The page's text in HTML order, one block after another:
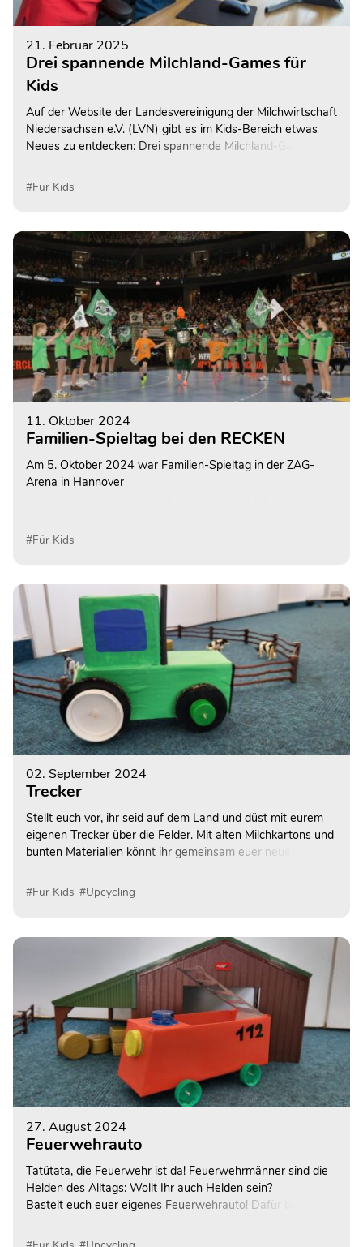
21. Februar 2025
Drei spannende Milchland-Games für
Kids
Auf der Website der Landesvereinigung der Milchwirtschaft
Niedersachsen e.V. (LVN) gibt es im Kids-Bereich etwas
Neues zu entdecken: Drei spannende Milchland-Games
#Für Kids
11. Oktober 2024
Familien-Spieltag bei den RECKEN
Am 5. Oktober 2024 war Familien-Spieltag in der ZAG-
Arena in Hannover
#Für Kids
02. September 2024
Trecker
Stellt euch vor, ihr seid auf dem Land und düst mit eurem
eigenen Trecker über die Felder. Mit alten Milchkartons und
bunten Materialien könnt ihr gemeinsam euer neues
Seid ihr bereit, eure eigenen Trecker-Abenteuer zu
gestalten? Dann lasst uns gemeinsam starten!
#Für Kids #Upcycling
27. August 2024
Feuerwehrauto
Tatütata, die Feuerwehr ist da! Feuerwehrmänner sind die
Helden des Alltags: Wollt Ihr auch Helden sein?
Bastelt euch euer eigenes Feuerwehrauto! Dafür braucht